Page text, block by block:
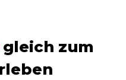
gleich zum